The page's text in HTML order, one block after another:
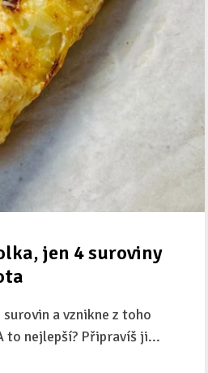
jen 4 suroviny
a vznikne z toho
to nejlepší? Připravíš ji...